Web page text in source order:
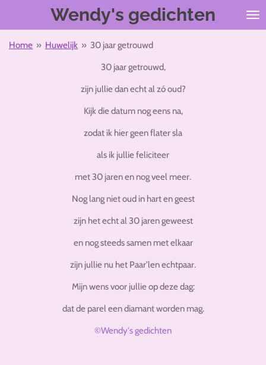
de
Wendy's gedichten
Home » Huwelijk » 30 jaar getrouwd
30 jaar getrouwd,
zijn jullie dan echt al zó oud?
Kijk die datum nog eens na,
zodat ik hier geen flater sla
als ik jullie feliciteer
met 30 jaren en nog veel meer.
Nog lang niet oud in hart en geest
zijn het echt al 30 jaren geweest
en nog steeds samen met elkaar
zijn jullie nu het Paar’len echtpaar.
Mijn wens voor jullie op deze dag:
dat de parel een diamant worden mag.
©Wendy's gedichten